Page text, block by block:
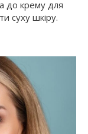
до крему для
суху шкіру.